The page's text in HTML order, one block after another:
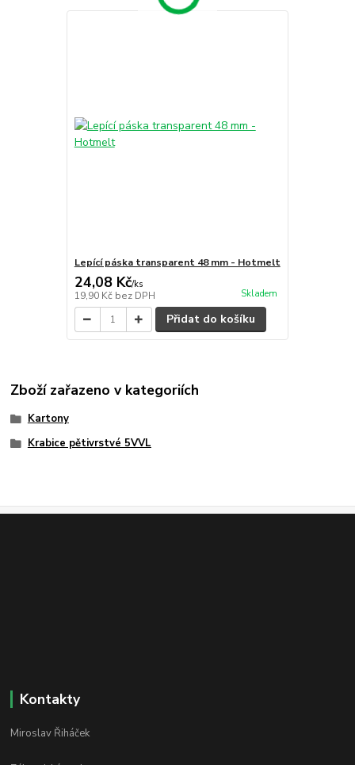
Lepící páska transparent 48 mm - Hotmelt
24,08 Kč/ks
19,90 Kč bez DPH Skladem
Přidat do košíku
Zboží zařazeno v kategoriích
Kartony
Krabice pětivrstvé 5VVL
Kontakty
Miroslav Řiháček